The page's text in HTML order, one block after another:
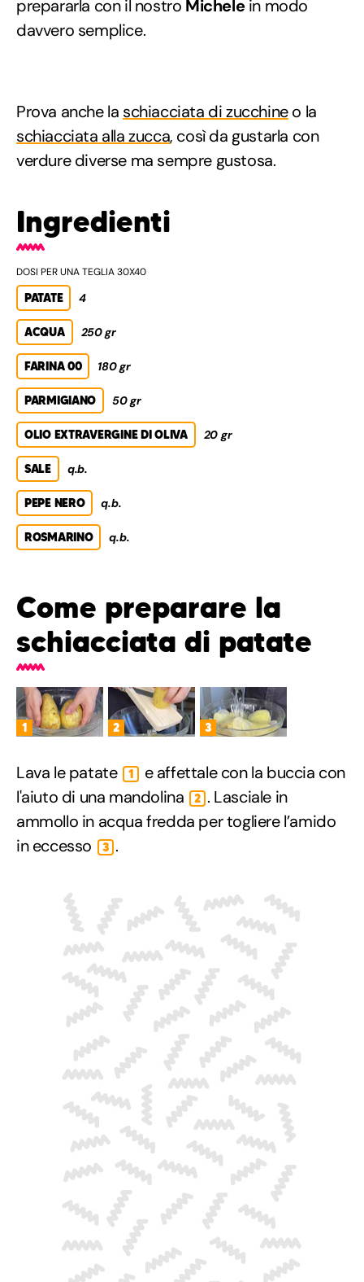
prepararla con il nostro Michelein modo
davvero semplice.
Prova anche la schiacciata di zucchineo la
schiacciata alla zucca, così da gustarla con
verdure diverse ma sempre gustosa.
Ingredienti
DOSI PER UNA TEGLIA 30X40
PATATE 4
ACQUA 250 gr
FARINA 00 180 gr
PARMIGIANO 50 gr
OLIO EXTRAVERGINE DI OLIVA 20 gr
SALE q.b.
PEPE NERO q.b.
ROSMARINO q.b.
Come preparare la
schiacciata di patate
1 2 3
Lava le patate 1
e affettale con la buccia con
l'aiuto di una mandolina
2 . Lasciale in
ammollo in acqua fredda per togliere l’amido
in eccesso
3 .